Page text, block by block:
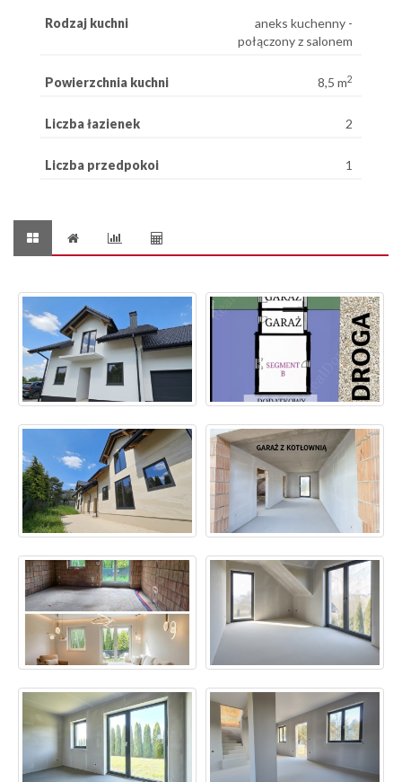
Rodzaj kuchni
aneks kuchenny -
połączony z salonem
Powierzchnia kuchni 8,5 m2
Liczba łazienek 2
Liczba przedpokoi 1